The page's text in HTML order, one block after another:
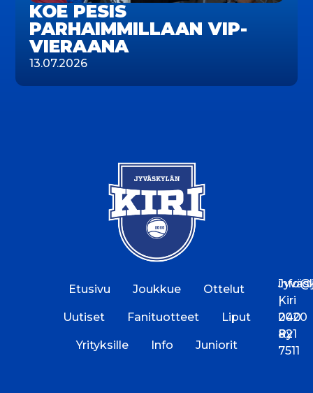
KOE PESIS
PARHAIMMILLAAN VIP-
VIERAANA
13.07.2026
Etusivu Joukkue Ottelut
Uutiset Fanituotteet Liput
Yrityksille Info Juniorit
Kiri
2020
Ry
|
040
821
7511